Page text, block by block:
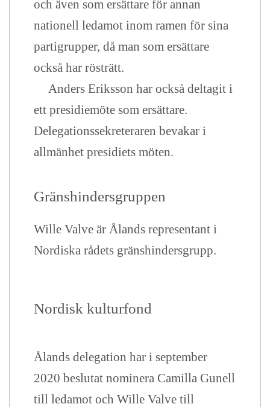
och även som ersättare för annan
nationell ledamot inom ramen för sina
partigrupper, då man som ersättare
också har rösträtt.
Anders Eriksson har också deltagit i
ett presidiemöte som ersättare.
Delegationssekreteraren bevakar i
allmänhet presidiets möten.
Gränshindersgruppen
Wille Valve är Ålands representant i
Nordiska rådets gränshindersgrupp.
Nordisk kulturfond
Ålands delegation har i september
2020 beslutat nominera Camilla Gunell
till ledamot och Wille Valve till